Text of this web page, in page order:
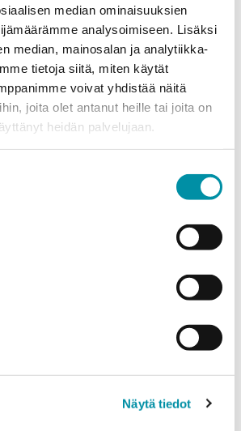
median ominaisuuksien
analysoimiseen. Lisäksi
median, mainosalan ja analytiikka-
tietoja siitä, miten käytät
voivat yhdistää näitä
joita olet antanut heille tai joita on
heidän palvelujaan.
Näytä tiedot
familjeföretag som designar och
aluminiumlösningar för industri och